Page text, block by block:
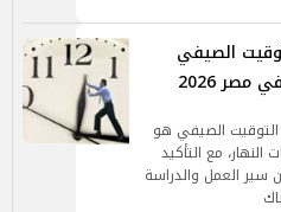
الصيفي
2026
الصيفي هو
مع التأكيد
سير العمل والدراسة